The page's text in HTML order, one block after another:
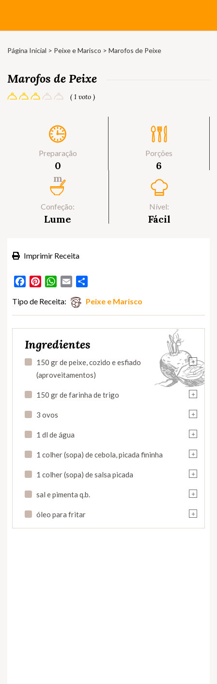
Página Inicial > Peixe e Marisco > Marofos de Peixe
Marofos de Peixe
( 1 voto )
Preparação
0
m
Porções
6
Confeção:
Lume
Nível:
Fácil
Imprimir Receita
FacebookPinterestWhatsApp
Email
Tipo de Receita: Peixe e Marisco
Ingredientes
+
150 gr de peixe, cozido e esfiado
(aproveitamentos)
+
150 gr de farinha de trigo
+
3 ovos
+
1 dl de água
+
1 colher (sopa) de cebola, picada fininha
+
1 colher (sopa) de salsa picada
+
sal e pimenta q.b.
+
óleo para fritar